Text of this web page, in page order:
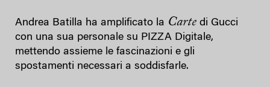
Andrea Batilla ha amplificato la Carte di Gucci
con una sua personale su PIZZA Digitale,
mettendo assieme le fascinazioni e gli
spostamenti necessari a soddisfarle.